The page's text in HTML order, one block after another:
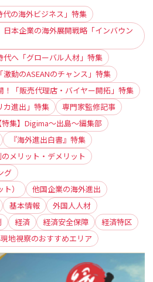
の海外ビジネス」特集
本企業の海外展開戦略「インバウン
へ「グローバル人材」特集
動のASEANのチャンス」特集
！「販売代理店・バイヤー開拓」特集
カ進出」特集
専門家監修記事
特集】Digima〜出島〜編集部
『海外進出白書』特集
メリット・デメリット
グ
）
他国企業の海外進出
基本情報
外国人人材
経済 経済安全保障
経済特区
地視察のおすすめエリア